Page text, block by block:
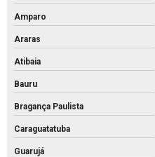
Pavimentação piso intertravado
Pavimento intertravado de concreto
Piso de concreto para calçada preço
Piso de concreto para calçada
Piso de concreto intertravado
Amparo
Araras
Atibaia
Bauru
Bragança Paulista
Caraguatatuba
Guarujá